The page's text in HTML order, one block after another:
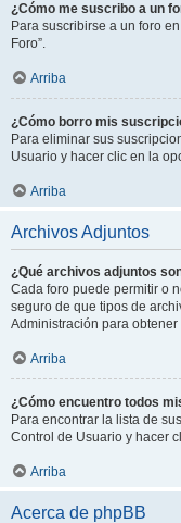
¿Cómo me suscribo a un
Para suscribirse a un foro
Foro”.
Arriba
¿Cómo borro mis
Para eliminar sus
Usuario y hacer clic en la
Arriba
Archivos Adjuntos
¿Qué archivos adjuntos
Cada foro puede permitir o
seguro de que tipos de
Administración para
Arriba
¿Cómo encuentro todos
Para encontrar la lista de
Control de Usuario y hacer
Arriba
Acerca de phpBB